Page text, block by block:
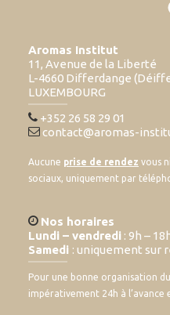
Aromas Institut
11, Avenue de la Liberté
L-4660 Differdange
LUXEMBOURG
+352 26 58 29 01
contact@aromas-
Aucune prise de rendez vous ni
sociaux, uniquement par
Nos horaires
Lundi – vendredi : 9h –
Samedi : uniquement sur
Pour une bonne organisation
impérativement 24h à l’avance